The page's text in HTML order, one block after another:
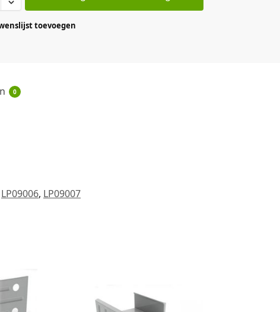
toevoegen
0
LP09006, LP09007